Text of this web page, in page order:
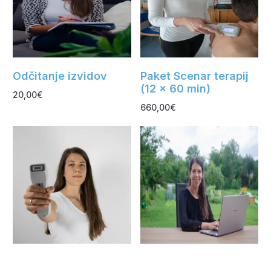
Odčitanje izvidov
20,00€
Paket Scenar terapij
(12 x 60 min)
660,00€
Dodaj v košarico